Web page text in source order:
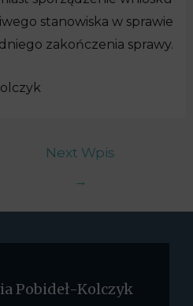
stanowiska w sprawie
zakończenia sprawy.
Next Wpis
→
Pobideł-Kolczyk